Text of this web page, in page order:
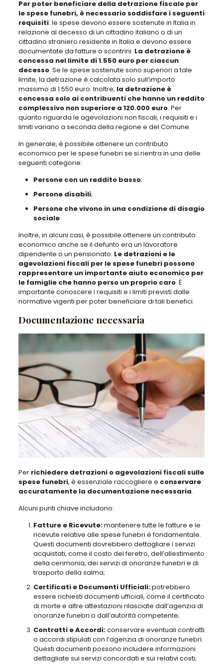
Per poter beneficiare della detrazione fiscale per
le spese funebri, è necessario soddisfare i seguenti
requisiti: le spese devono essere sostenute in Italia in
relazione al decesso di un cittadino italiano o di un
cittadino straniero residente in Italia e devono essere
documentate da fatture o scontrini. La detrazione è
concessa nel limite di 1.550 euro per ciascun
decesso. Se le spese sostenute sono superiori a tale
limite, la detrazione è calcolata solo sull’importo
massimo di 1.550 euro. Inoltre, la detrazione è
concessa solo ai contribuenti che hanno un reddito
complessivo non superiore a 120.000 euro. Per
quanto riguarda le agevolazioni non fiscali, i requisiti e i
limiti variano a seconda della regione e del Comune.
In generale, è possibile ottenere un contributo
economico per le spese funebri se si rientra in una delle
seguenti categorie:
Persone con un reddito basso;
Persone disabili;
Persone che vivono in una condizione di disagio
sociale
Inoltre, in alcuni casi, è possibile ottenere un contributo
economico anche se il defunto era un lavoratore
dipendente o un pensionato. Le detrazioni e le
agevolazioni fiscali per le spese funebri possono
rappresentare un importante aiuto economico per
le famiglie che hanno perso un proprio caro. È
importante conoscere i requisiti e i limiti previsti dalle
normative vigenti per poter beneficiare di tali benefici.
Documentazione necessaria
Per richiedere detrazioni o agevolazioni fiscali sulle
spese funebri, è essenziale raccogliere e conservare
accuratamente la documentazione necessaria.
Alcuni punti chiave includono:
Fatture e Ricevute:mantenere tutte le fatture e le
ricevute relative alle spese funebri è fondamentale.
Questi documenti dovrebbero dettagliare i servizi
acquistati, come il costo del feretro, dell’allestimento
della cerimonia, dei servizi di onoranze funebri e di
trasporto della salma;
Certificati e Documenti Ufficiali:potrebbero
essere richiesti documenti ufficiali, come il certificato
di morte e altre attestazioni rilasciate dall’agenzia di
onoranze funebri o dall’autorità competente;
Contratti e Accordi:conservare eventuali contratti
o accordi stipulati con l’agenzia di onoranze funebri.
Questi documenti possono includere informazioni
dettagliate sui servizi concordati e sui relativi costi;